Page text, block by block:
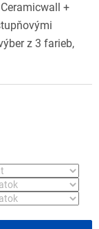
+
z 3 farieb,